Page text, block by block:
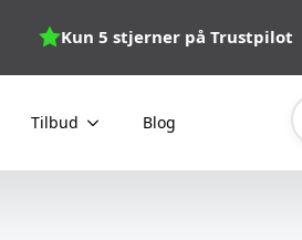
Kun 5 stjerner på Trustpilot
Tilbud Blog